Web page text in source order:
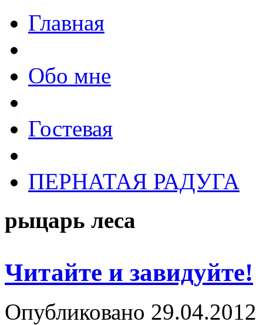
Главная
Обо мне
Гостевая
ПЕРНАТАЯ РАДУГА
рыцарь леса
Читайте и завидуйте!
Опубликовано 29.04.2012